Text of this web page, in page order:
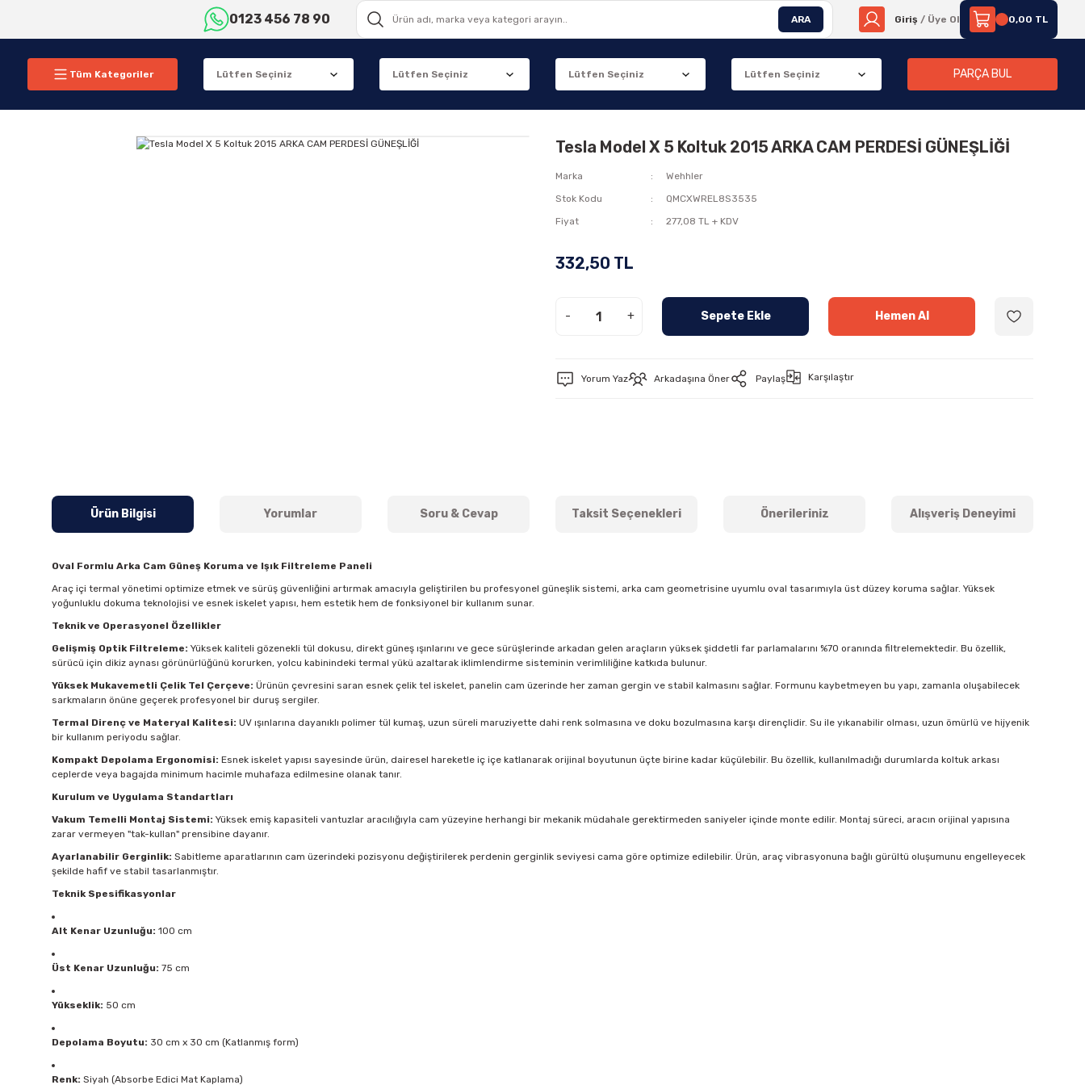
0123 456 78 90 ARA Giriş / Üye Ol 0,00 TL
Tüm Kategoriler PARÇA BUL
Tesla Model X 5 Koltuk 2015 ARKA CAM PERDESİ GÜNEŞLİĞİ
Marka
Wehhler
Stok Kodu
QMCXWREL8S3535
Fiyat
277,08 TL + KDV
332,50 TL
- + Sepete Ekle Hemen Al
Yorum Yaz Arkadaşına Öner Paylaş Karşılaştır
Ürün Bilgisi Yorumlar Soru & Cevap Taksit Seçenekleri Önerileriniz Alışveriş Deneyimi
Oval Formlu Arka Cam Güneş Koruma ve Işık Filtreleme Paneli
Araç içi termal yönetimi optimize etmek ve sürüş güvenliğini artırmak amacıyla geliştirilen bu profesyonel güneşlik sistemi, arka cam geometrisine uyumlu oval tasarımıyla üst düzey koruma sağlar. Yüksek
yoğunluklu dokuma teknolojisi ve esnek iskelet yapısı, hem estetik hem de fonksiyonel bir kullanım sunar.
Teknik ve Operasyonel Özellikler
Gelişmiş Optik Filtreleme: Yüksek kaliteli gözenekli tül dokusu, direkt güneş ışınlarını ve gece sürüşlerinde arkadan gelen araçların yüksek şiddetli far parlamalarını %70 oranında filtrelemektedir. Bu özellik,
sürücü için dikiz aynası görünürlüğünü korurken, yolcu kabinindeki termal yükü azaltarak iklimlendirme sisteminin verimliliğine katkıda bulunur.
Yüksek Mukavemetli Çelik Tel Çerçeve: Ürünün çevresini saran esnek çelik tel iskelet, panelin cam üzerinde her zaman gergin ve stabil kalmasını sağlar. Formunu kaybetmeyen bu yapı, zamanla oluşabilecek
sarkmaların önüne geçerek profesyonel bir duruş sergiler.
Termal Direnç ve Materyal Kalitesi: UV ışınlarına dayanıklı polimer tül kumaş, uzun süreli maruziyette dahi renk solmasına ve doku bozulmasına karşı dirençlidir. Su ile yıkanabilir olması, uzun ömürlü ve hijyenik
bir kullanım periyodu sağlar.
Kompakt Depolama Ergonomisi: Esnek iskelet yapısı sayesinde ürün, dairesel hareketle iç içe katlanarak orijinal boyutunun üçte birine kadar küçülebilir. Bu özellik, kullanılmadığı durumlarda koltuk arkası
ceplerde veya bagajda minimum hacimle muhafaza edilmesine olanak tanır.
Kurulum ve Uygulama Standartları
Vakum Temelli Montaj Sistemi: Yüksek emiş kapasiteli vantuzlar aracılığıyla cam yüzeyine herhangi bir mekanik müdahale gerektirmeden saniyeler içinde monte edilir. Montaj süreci, aracın orijinal yapısına
zarar vermeyen "tak-kullan" prensibine dayanır.
Ayarlanabilir Gerginlik: Sabitleme aparatlarının cam üzerindeki pozisyonu değiştirilerek perdenin gerginlik seviyesi cama göre optimize edilebilir. Ürün, araç vibrasyonuna bağlı gürültü oluşumunu engelleyecek
şekilde hafif ve stabil tasarlanmıştır.
Teknik Spesifikasyonlar
Alt Kenar Uzunluğu: 100 cm
Üst Kenar Uzunluğu: 75 cm
Yükseklik: 50 cm
Depolama Boyutu: 30 cm x 30 cm (Katlanmış form)
Renk: Siyah (Absorbe Edici Mat Kaplama)